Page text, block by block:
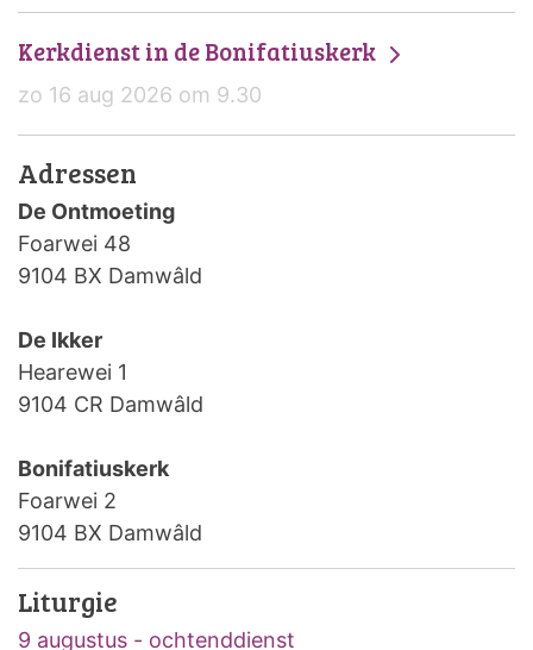
Kerkdienst in de Bonifatiuskerk
zo 16 aug 2026 om 9.30
Adressen
De Ontmoeting
Foarwei 48
9104 BX Damwâld
De Ikker
Hearewei 1
9104 CR Damwâld
Bonifatiuskerk
Foarwei 2
9104 BX Damwâld
Liturgie
9 augustus - ochtenddienst